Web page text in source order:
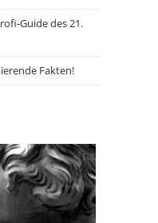
Guide des 21.
Fakten!